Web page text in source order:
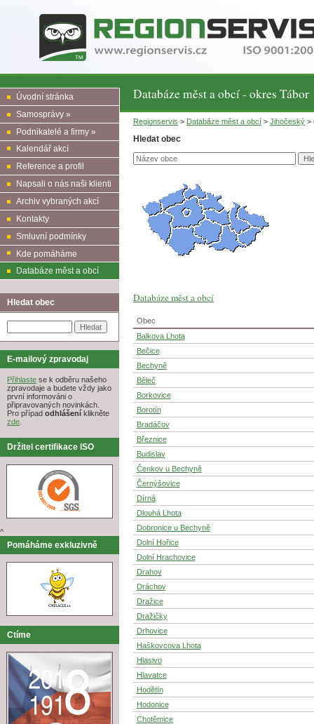
Databáze měst a obcí - okres Tábor
Úvodní stránka
Samosprávy »
Podnikatelé a firmy »
Kalendář akcí
Reference a profil
Napsali o nás naši klienti
Archiv vybraných akcí
Kontakty
Smluvní podmínky
Kde pomáháme
Databáze měst a obcí
Hledat obec
E-mailový zpravodaj
Přihlaste se k odběru našeho
zpravodaje a budete vždy jako
první informováni o
připravovaných novinkách.
Pro případ odhlášení klikněte
zde.
Držitel certifikace ISO
^
Pomáháme exkluzivně
Ctíme
Regionservis > Databáze měst a obcí > Jihočeský >
Hledat obec
Databáze měst a obcí
Obec
Balkova Lhota
Bečice
Bechyně
Běleč
Borkovice
Borotín
Bradáčov
Březnice
Budislav
Čenkov u Bechyně
Černýšovice
Dírná
Dlouhá Lhota
Dobronice u Bechyně
Dolní Hořice
Dolní Hrachovice
Drahov
Dráchov
Dražice
Dražičky
Drhovice
Haškovcova Lhota
Hlasivo
Hlavatce
Hodětín
Hodonice
Chotěmice